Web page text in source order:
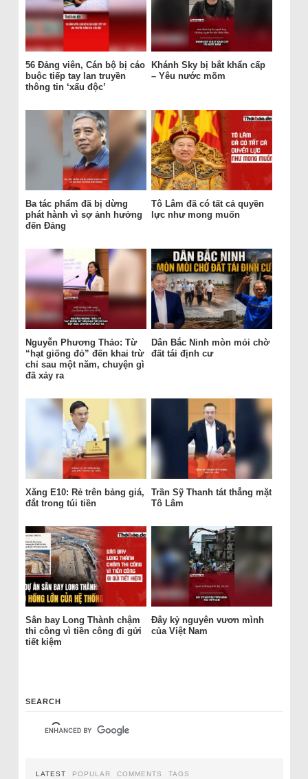
56 Đảng viên, Cán bộ bị cáo
buộc tiếp tay lan truyền
thông tin ‘xấu độc’
Khánh Sky bị bắt khẩn cấp
– Yêu nước mõm
Ba tác phẩm đã bị dừng
phát hành vì sợ ảnh hưởng
đến Đảng
Tô Lâm đã có tất cả quyền
lực như mong muốn
Nguyễn Phương Thảo: Từ
“hạt giống đỏ” đến khai trừ
chỉ sau một năm, chuyện gì
đã xảy ra
Dân Bắc Ninh mòn mỏi chờ
đất tái định cư
Xăng E10: Rẻ trên bảng giá,
đắt trong túi tiền
Trần Sỹ Thanh tát thẳng mặt
Tô Lâm
Sân bay Long Thành chậm
thi công vì tiền công đi gửi
tiết kiệm
Đây kỷ nguyên vươn mình
của Việt Nam
SEARCH
LATEST POPULAR COMMENTS TAGS